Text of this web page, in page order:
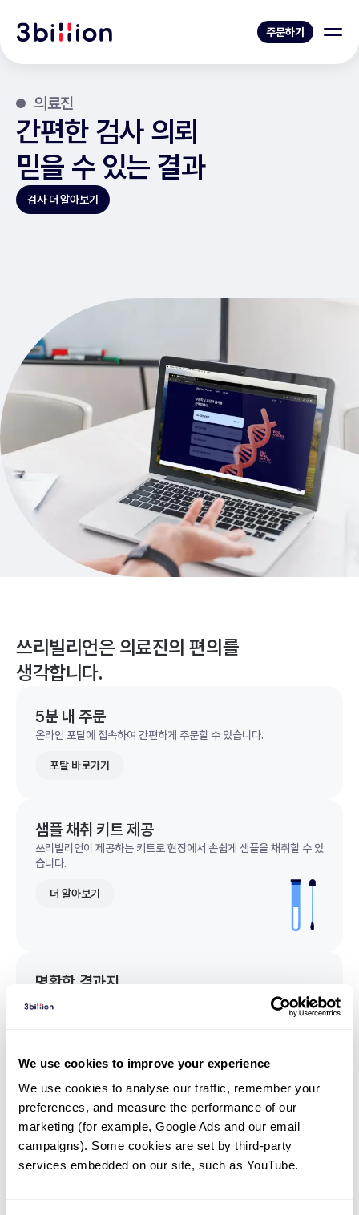
We use cookies to improve your experience
We use cookies to analyse our traffic, remember your
preferences, and measure the performance of our
marketing (for example, Google Ads and our email
campaigns). Some cookies are set by third-party
services embedded on our site, such as YouTube.
주문하기
의료진
간편한 검사 의뢰
믿을 수 있는 결과
검사 더 알아보기
쓰리빌리언은 의료진의 편의를
생각합니다.
5분 내 주문
온라인 포탈에 접속하여 간편하게 주문할 수 있습니다.
포탈 바로가기
샘플 채취 키트 제공
쓰리빌리언이 제공하는 키트로 현장에서 손쉽게 샘플을 채취할 수 있
습니다.
더 알아보기
명확한 결과지
임상유전학팀과 소통
궁금한 점을 임상유전학팀과 직접 논의 할 수 있습니다.
문의하기